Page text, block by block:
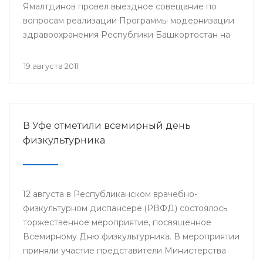
Ямалтдинов провел выездное совещание по
вопросам реализации Программы модернизации
здравоохранения Республики Башкортостан на
19 августа 2011
В Уфе отметили всемирный день
физкультурника
12 августа в Республиканском врачебно-
физкультурном диспансере (РВФД) состоялось
торжественное мероприятие, посвященное
Всемирному Дню физкультурника. В мероприятии
приняли участие представители Министерства